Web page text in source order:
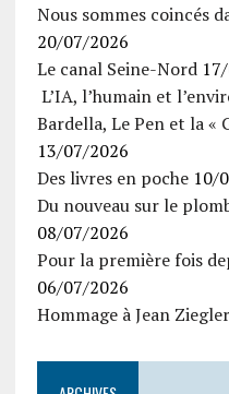
Nous sommes coincés
20/07/2026
Le canal Seine-Nord
L’IA, l’humain et
Bardella, Le Pen et la «
13/07/2026
Des livres en poche 10/
Du nouveau sur le
08/07/2026
Pour la première fois
06/07/2026
Hommage à Jean Ziegler